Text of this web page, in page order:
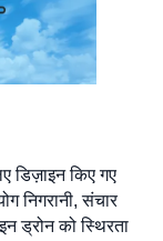
डिज़ाइन किए गए
निगरानी, संचार
ड्रोन को स्थिरता